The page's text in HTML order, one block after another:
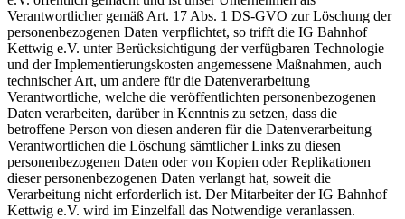
Verantwortlicher gemäß Art. 17 Abs. 1 DS-GVO zur Löschung der
personenbezogenen Daten verpflichtet, so trifft die IG Bahnhof
Kettwig e.V. unter Berücksichtigung der verfügbaren Technologie
und der Implementierungskosten angemessene Maßnahmen, auch
technischer Art, um andere für die Datenverarbeitung
Verantwortliche, welche die veröffentlichten personenbezogenen
Daten verarbeiten, darüber in Kenntnis zu setzen, dass die
betroffene Person von diesen anderen für die Datenverarbeitung
Verantwortlichen die Löschung sämtlicher Links zu diesen
personenbezogenen Daten oder von Kopien oder Replikationen
dieser personenbezogenen Daten verlangt hat, soweit die
Verarbeitung nicht erforderlich ist. Der Mitarbeiter der IG Bahnhof
Kettwig e.V. wird im Einzelfall das Notwendige veranlassen.